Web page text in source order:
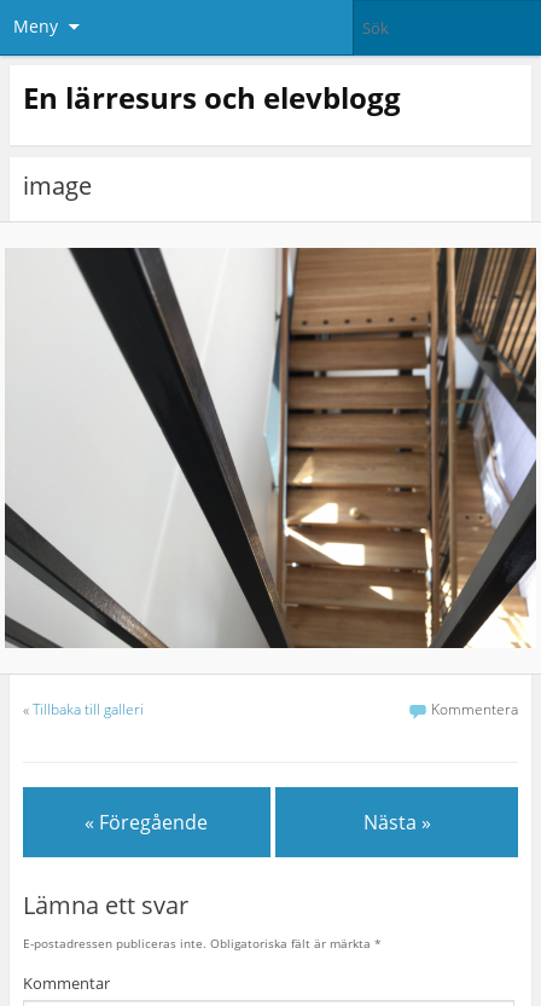
Meny
En lärresurs och elevblogg
image
«Tillbaka till galleri Kommentera
« Föregående Nästa »
Lämna ett svar
E-postadressen publiceras inte. Obligatoriska fält är märkta *
Kommentar